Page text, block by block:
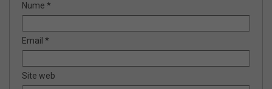
Nume *
Email *
Site web